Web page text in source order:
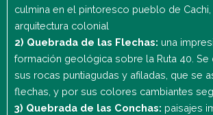
culmina en el pintoresco pueblo de
arquitectura colonial
2) Quebrada de las Flechas: una
formación geológica sobre la Ruta 40. Se
sus rocas puntiagudas y afiladas, que se
flechas, y por sus colores cambiantes
3) Quebrada de las Conchas: paisajes